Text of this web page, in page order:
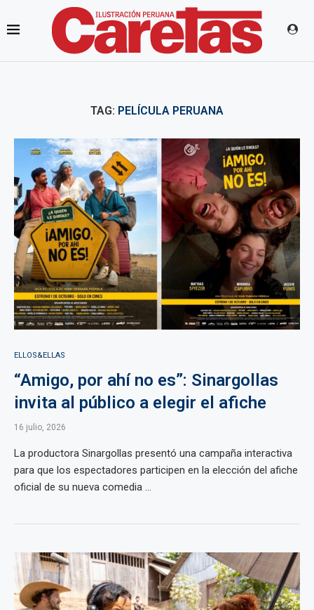
TAG: PELÍCULA PERUANA
ELLOS&ELLAS
“Amigo, por ahí no es”: Sinargollas
invita al público a elegir el afiche
16 julio, 2026
La productora Sinargollas presentó una campaña interactiva
para que los espectadores participen en la elección del afiche
oficial de su nueva comedia ...